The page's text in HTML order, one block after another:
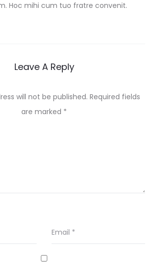
Hoc mihi cum tuo fratre convenit.
Leave A Reply
will not be published. Required fields
are marked *
Email *